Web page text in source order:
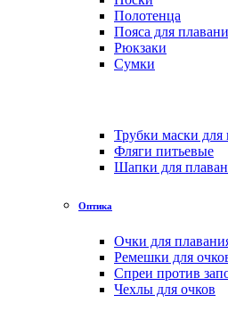
Полотенца
Пояса для
Рюкзаки
Сумки
Трубки маски для
Фляги питьевые
Шапки для
Оптика
Очки для
Ремешки для
Спреи против
Чехлы для очков